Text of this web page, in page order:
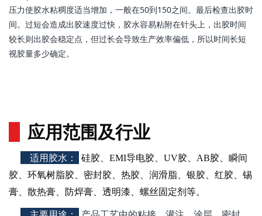
压力使胶水粘稠度适当增加，一般在50到150之间。最后检查出胶时
间。过短会造成出胶速度过快，胶水容易粘附在针头上，出胶时间
较长则出胶会稳定点，但过长会导致生产效率偏低，所以时间长短
视胶量多少确定。
应用范围及行业
适用胶水 ：
硅胶、EMI导电胶、UV胶、AB胶、瞬间
胶、环氧树脂胶、密封胶、热胶、润滑脂、银胶、红胶、锡
膏、散热膏、防焊膏、透明漆、螺丝固定剂等。